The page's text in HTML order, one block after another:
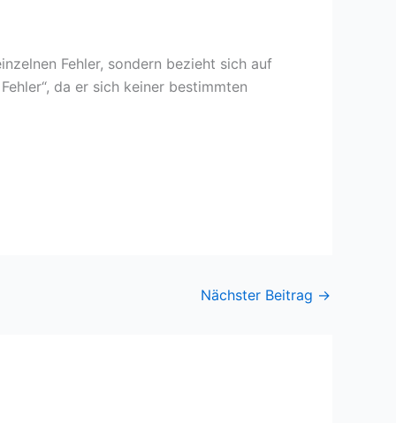
Fehler, sondern bezieht sich auf
da er sich keiner bestimmten
Nächster Beitrag →